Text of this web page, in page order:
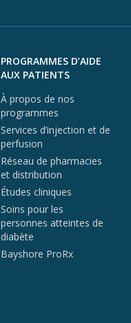
PROGRAMMES D’AIDE
AUX PATIENTS
À propos de nos
programmes
Services d’injection et de
perfusion
Réseau de pharmacies
et distribution
Études cliniques
Soins pour les
personnes atteintes de
diabète
Bayshore ProRx